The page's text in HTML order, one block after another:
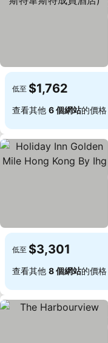
低至 $1,762
查看其他 6 個網站的價格
低至 $3,301
查看其他 8 個網站的價格